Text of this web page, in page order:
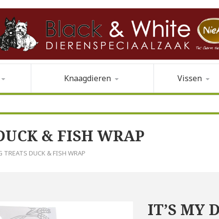
Knaagdieren Vissen
& FISH WRAP
TREATS DUCK & FISH WRAP
IT’S MY